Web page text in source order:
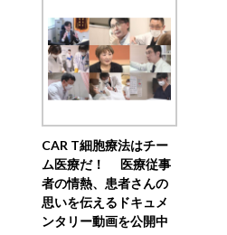
CAR T細胞療法はチー
ム医療だ！ 医療従事
者の情熱、患者さんの
思いを伝えるドキュメ
ンタリー動画を公開中